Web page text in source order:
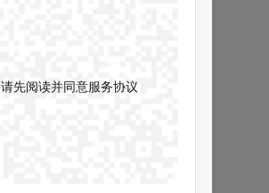
请先阅读并同意服务协议